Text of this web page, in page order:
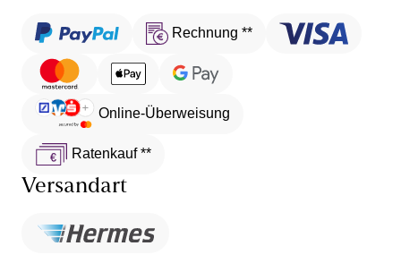
Rechnung **
Online-Überweisung
Ratenkauf **
Versandart